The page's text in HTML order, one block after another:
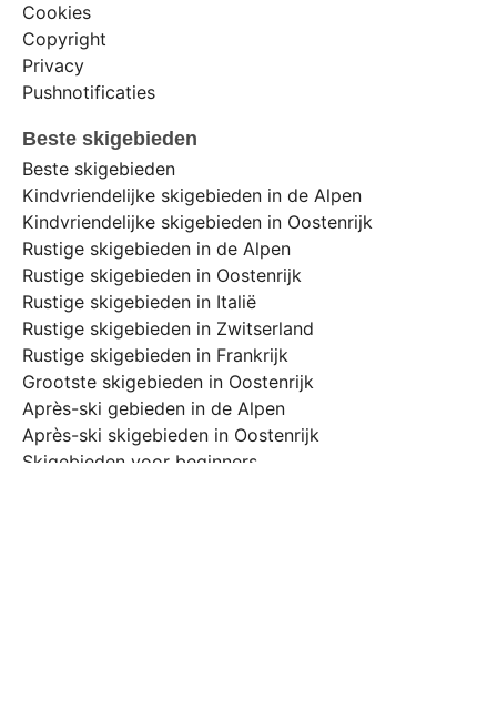
Cookies
Copyright
Privacy
Pushnotificaties
Beste skigebieden
Beste skigebieden
Kindvriendelijke skigebieden in de Alpen
Kindvriendelijke skigebieden in Oostenrijk
Rustige skigebieden in de Alpen
Rustige skigebieden in Oostenrijk
Rustige skigebieden in Italië
Rustige skigebieden in Zwitserland
Rustige skigebieden in Frankrijk
Grootste skigebieden in Oostenrijk
Après-ski gebieden in de Alpen
Après-ski skigebieden in Oostenrijk
Skigebieden voor beginners